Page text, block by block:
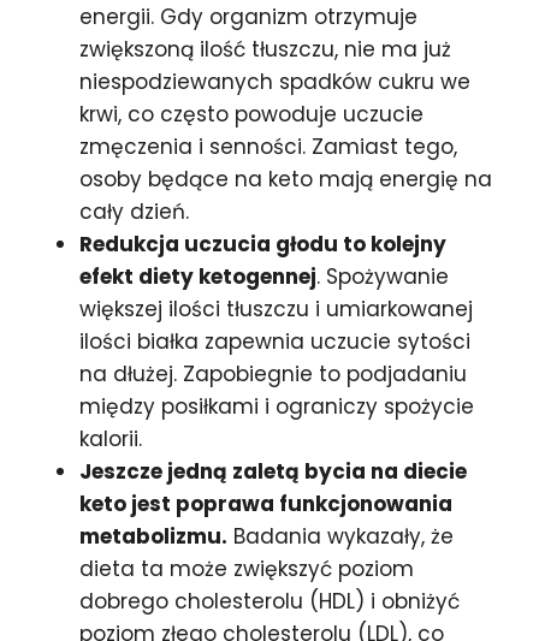
energii. Gdy organizm otrzymuje
zwiększoną ilość tłuszczu, nie ma już
niespodziewanych spadków cukru we
krwi, co często powoduje uczucie
zmęczenia i senności. Zamiast tego,
osoby będące na keto mają energię na
cały dzień.
Redukcja uczucia głodu to kolejny
efekt diety ketogennej. Spożywanie
większej ilości tłuszczu i umiarkowanej
ilości białka zapewnia uczucie sytości
na dłużej. Zapobiegnie to podjadaniu
między posiłkami i ograniczy spożycie
kalorii.
Jeszcze jedną zaletą bycia na diecie
keto jest poprawa funkcjonowania
metabolizmu. Badania wykazały, że
dieta ta może zwiększyć poziom
dobrego cholesterolu (HDL) i obniżyć
poziom złego cholesterolu (LDL), co